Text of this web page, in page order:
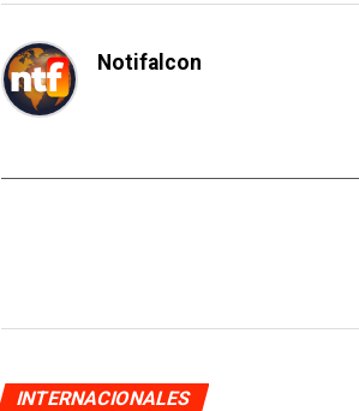
Notifalcon
INTERNACIONALES